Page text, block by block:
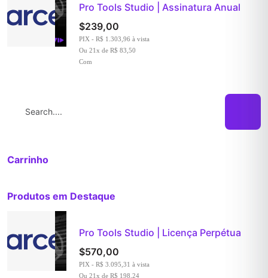
Pro Tools Studio | Assinatura Anual
$239,00
PIX - R$ 1.303,96 à vista
Ou 21x de R$ 83,50
Com
Carrinho
Produtos em Destaque
Pro Tools Studio | Licença Perpétua
$570,00
PIX - R$ 3.095,31 à vista
Ou 21x de R$ 198,24